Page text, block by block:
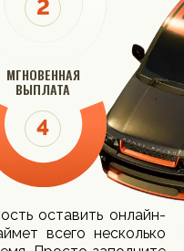
МГНОВЕННАЯ
ВЫПЛАТА
оставить онлайн-
всего несколько